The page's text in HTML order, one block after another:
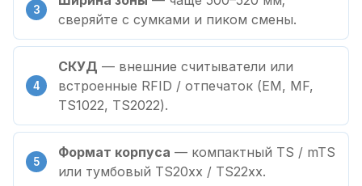
сверяйте с сумками и пиком смены.
СКУД — внешние считыватели или
встроенные RFID / отпечаток (EM, MF,
TS1022, TS2022).
Формат корпуса — компактный TS / mTS
или тумбовый TS20xx / TS22xx.